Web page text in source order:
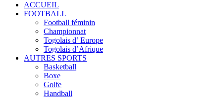
ACCUEIL
FOOTBALL
Football féminin
Championnat
Togolais d’ Europe
Togolais d’Afrique
AUTRES SPORTS
Basketball
Boxe
Golfe
Handball